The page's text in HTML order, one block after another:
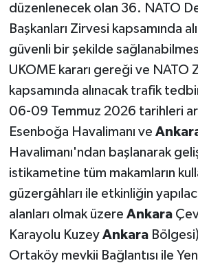
düzenlenecek olan 36. NATO
Başkanları Zirvesi kapsamında
güvenli bir şekilde
UKOME kararı gereği ve NATO
kapsamında alınacak trafik
06-09 Temmuz 2026 tarihleri
Esenboğa Havalimanı ve
Havalimanı'ndan başlanarak
istikametine tüm makamların
güzergâhları ile etkinliğin
alanları olmak üzere Ankara
Karayolu Kuzey Ankara
Ortaköy mevkii Bağlantısı ile